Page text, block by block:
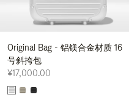
Original Bag - 铝镁合金材质 16
号斜挎包
¥17,000.00